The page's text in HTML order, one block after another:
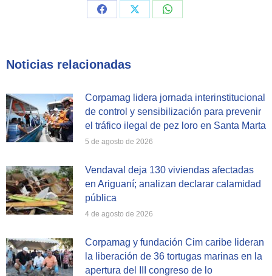
Share
Share
Share
Noticias relacionadas
Corpamag lidera jornada interinstitucional
de control y sensibilización para prevenir
el tráfico ilegal de pez loro en Santa Marta
5 de agosto de 2026
Vendaval deja 130 viviendas afectadas
en Ariguaní; analizan declarar calamidad
pública
4 de agosto de 2026
Corpamag y fundación Cim caribe lideran
la liberación de 36 tortugas marinas en la
apertura del III congreso de lo